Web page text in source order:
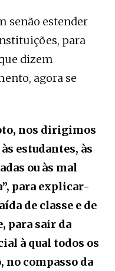
senão estender
para
dizem
agora se
nos dirigimos
estudantes, às
ou às mal
para explicar-
de classe e de
para sair da
à qual todos os
no compasso da